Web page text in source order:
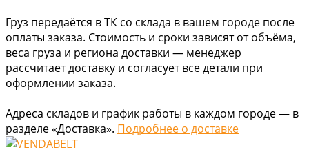
Груз передаётся в ТК со склада в вашем городе после
оплаты заказа. Стоимость и сроки зависят от объёма,
веса груза и региона доставки — менеджер
рассчитает доставку и согласует все детали при
оформлении заказа.
Адреса складов и график работы в каждом городе — в
разделе «Доставка». Подробнее о доставке